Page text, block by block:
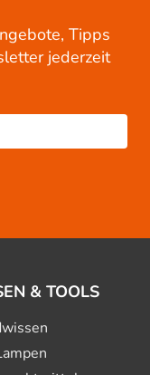
Tipps
jederzeit
& TOOLS